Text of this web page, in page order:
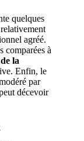
quelques
agréé.
comparées à
la
Enfin, le
par
décevoir